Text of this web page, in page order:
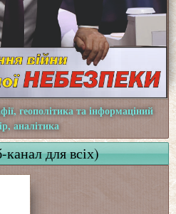
геополітика та інформаціний
аналітика
для всіх)